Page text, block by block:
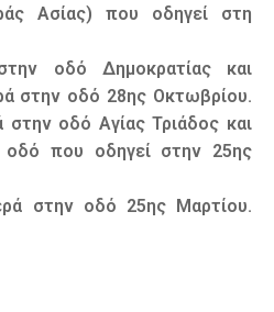
Ασίας) που οδηγεί στη
οδό Δημοκρατίας και
στην οδό 28ης Οκτωβρίου.
στην οδό Αγίας Τριάδος και
οδό που οδηγεί στην 25ης
στην οδό 25ης Μαρτίου.